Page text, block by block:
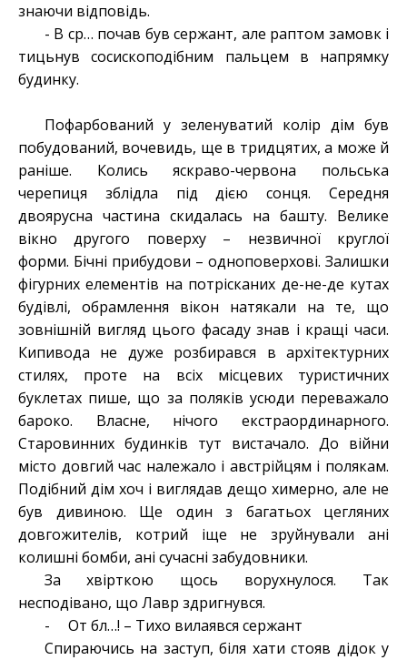
знаючи відповідь.
- В ср… почав був сержант, але раптом замовк і
тицьнув сосископодібним пальцем в напрямку
будинку.
Пофарбований у зеленуватий колір дім був
побудований, вочевидь, ще в тридцятих, а може й
раніше. Колись яскраво-червона польська
черепиця зблідла під дією сонця. Середня
двоярусна частина скидалась на башту. Велике
вікно другого поверху – незвичної круглої
форми. Бічні прибудови – одноповерхові. Залишки
фігурних елементів на потрісканих де-не-де кутах
будівлі, обрамлення вікон натякали на те, що
зовнішній вигляд цього фасаду знав і кращі часи.
Кипивода не дуже розбирався в архітектурних
стилях, проте на всіх місцевих туристичних
буклетах пише, що за поляків усюди переважало
бароко. Власне, нічого екстраординарного.
Старовинних будинків тут вистачало. До війни
місто довгий час належало і австрійцям і полякам.
Подібний дім хоч і виглядав дещо химерно, але не
був дивиною. Ще один з багатьох цегляних
довгожителів, котрий іще не зруйнували ані
колишні бомби, ані сучасні забудовники.
За хвірткою щось ворухнулося. Так
несподівано, що Лавр здригнувся.
- От бл…! – Тихо вилаявся сержант
Спираючись на заступ, біля хати стояв дідок у